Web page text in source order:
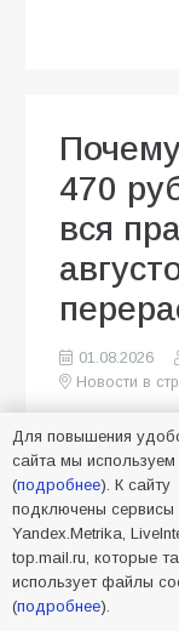
470
вся
01.08.2026
Новости в
Для повышения
сайта мы
(подробнее). К сайту
подключены сервисы
Yandex.Metrika,
top.mail.ru, которые
использует файлы
(подробнее).